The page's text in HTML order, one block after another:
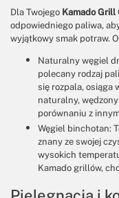
Dla Twojego Kamado Grill
odpowiedniego paliwa,
wyjątkowy smak potraw.
Naturalny węgiel
polecany rodzaj
się rozpala, osiąga
naturalny,
porównaniu z
Węgiel binchotan:
znany ze swojej
wysokich
Kamado grillów,